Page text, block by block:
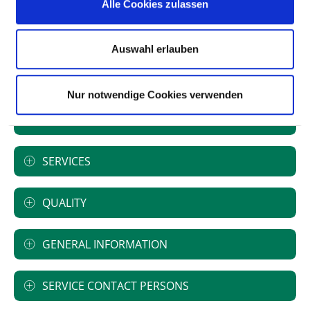
Alle Cookies zulassen
Auswahl erlauben
Nur notwendige Cookies verwenden
Type of provider: freigemeinnützig
Academic teaching hospital
Universität Hamburg
SPECIALIST DEPARTMENTS
SERVICES
QUALITY
GENERAL INFORMATION
SERVICE CONTACT PERSONS